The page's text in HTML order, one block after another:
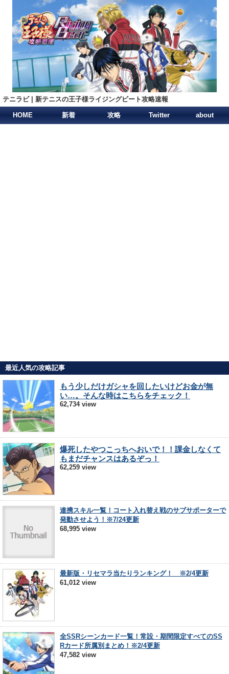
テニラビ | 新テニスの王子様ライジングビート攻略速報
HOME 新着 攻略 Twitter about
最近人気の攻略記事
もう少しだけガシャを回したいけどお金が無
い…。そんな時はこちらをチェック！
62,734 view
爆死したやつこっちへおいで！！課金しなくて
もまだチャンスはあるぞっ！
62,259 view
連携スキル一覧！コート入れ替え戦のサブサポーターで
発動させよう！※7/24更新
68,995 view
最新版・リセマラ当たりランキング！ ※2/4更新
61,012 view
全SSRシーンカード一覧！常設・期間限定すべてのSS
Rカード所属別まとめ！※2/4更新
47,582 view